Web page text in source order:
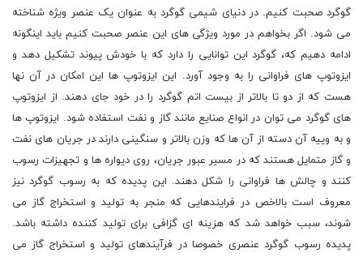
گوگرد صحبت کنیم. در دنیای شیمی گوگرد به عنوان یک عنصر ویژه شناخته
می شود. اگر بخواهم در مورد ویژگی های این عنصر صحبت کنیم باید اینگونه
ادامه دهیم که، گوگرد این توانایی را دارد که با خودش پیوند تشکیل دهد و
ایزوتوپ های فراوانی را به وجود آورد. این ایزوتوپ ها این امکان در آن نها
هست که از دو تا بالاتر از بیست اتم گوگرد را در خود جای دهند. از ایزوتوپ
های گوگرد می توان در انواع صنایع مانند گاز و نفت استفاده شود. ایزوتوپ ها
و به ویيه آن دسته از آن ها که وزن بالاتر و سنگینی دارند در جریان های نفت
و گاز متمایل هستند که در مسیر عبور جریان، روی دیواره ها و تجهیزات رسوب
کنند و چالش ها فراوانی را شکل دهند. این پدیده که به رسوب گوگرد نیز
معروف است بالاخص در فرایندهایی که منجر به تولید و استخراج گاز می
شوند، سبب خواهد شد که هزینه ای گزافی برای تولید کننده داشته باشد.
پدیده رسوب گوگرد عنصری خصوصا در فرآیندهای تولید و استخراج گاز می